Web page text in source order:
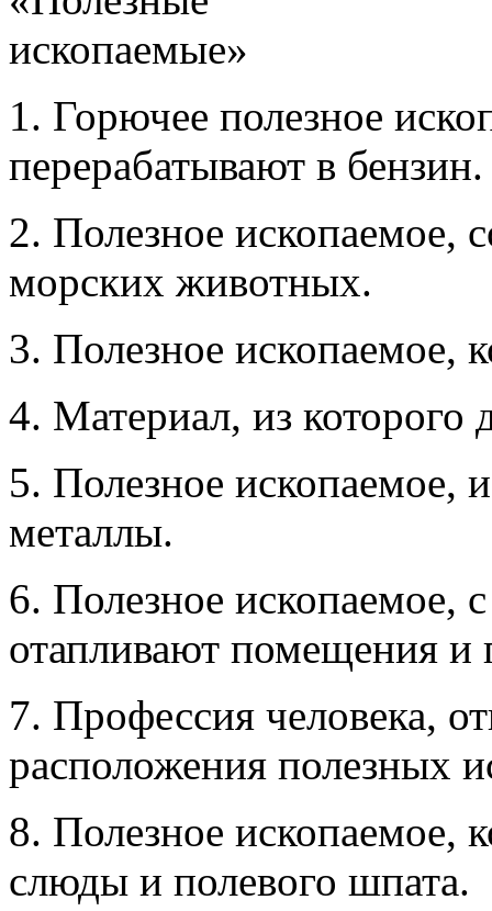
1. Горючее полезное
перерабатывают в бензин.
2. Полезное ископаемое,
морских животных.
3. Полезное ископаемое,
4. Материал, из которого
5. Полезное ископаемое,
металлы.
6. Полезное ископаемое,
отапливают помещения и
7. Профессия человека,
расположения полезных
8. Полезное ископаемое,
слюды и полевого шпата.